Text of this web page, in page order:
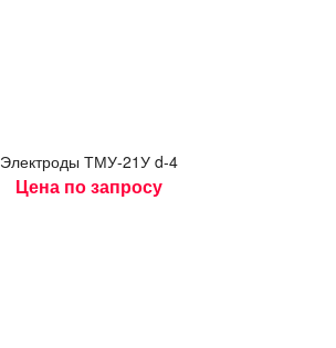
Элек­тро­ды ТМУ-21У d-4
Цена по запросу